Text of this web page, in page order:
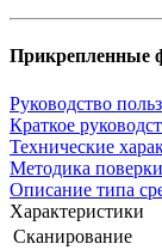
Прикрепленные
Руководство
Краткое
Технические
Методика поверки
Описание типа
Характеристики
Сканирование